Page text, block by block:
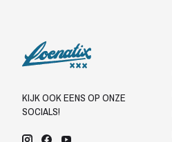
KIJK OOK EENS OP ONZE
SOCIALS!